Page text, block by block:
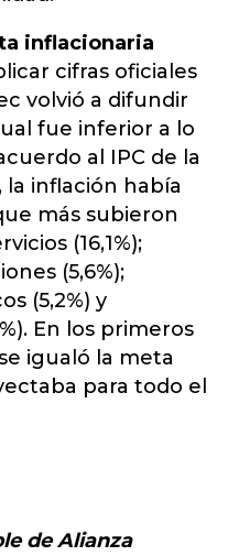
inflacionaria
cifras oficiales
volvió a difundir
fue inferior a lo
al IPC de la
la inflación había
más subieron
(16,1%);
(5,6%);
(5,2%) y
En los primeros
igualó la meta
para todo el
de Alianza